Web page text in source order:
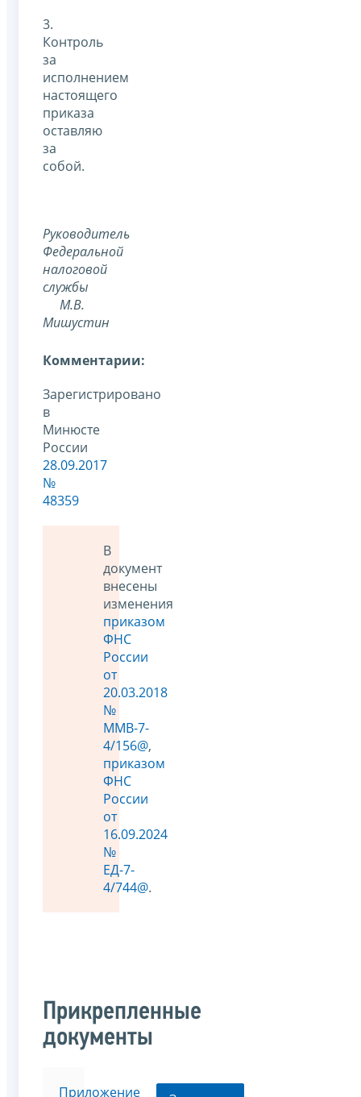
3.
Контроль
за
исполнением
настоящего
приказа
оставляю
за
собой.
Руководитель
Федеральной
налоговой
службы
М.В.
Мишустин
Комментарии:
Зарегистрировано
в
Минюсте
России
28.09.2017
№
48359
В
документ
внесены
изменения
приказом
ФНС
России
от
20.03.2018
№
ММВ-7-
4/156@,
приказом
ФНС
России
от
16.09.2024
№
ЕД-7-
4/744@.
Прикрепленные
документы
Приложение